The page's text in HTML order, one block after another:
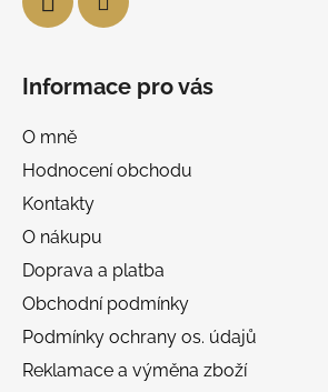
Informace pro vás
O mně
Hodnocení obchodu
Kontakty
O nákupu
Doprava a platba
Obchodní podmínky
Podmínky ochrany os. údajů
Reklamace a výměna zboží